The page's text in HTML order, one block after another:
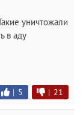
уничтожали
в аду
| 5 | 21